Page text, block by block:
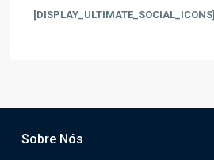
[DISPLAY_ULTIMATE_SOCIAL_ICONS]
Sobre Nós